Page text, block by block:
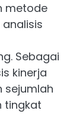
metode
analisis
Sebagai
kinerja
sejumlah
tingkat